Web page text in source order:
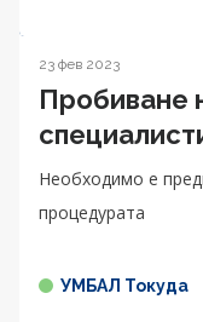
23 фев 2023
Пробиване
Необходимо е
процедурата
УМБАЛ Токуда